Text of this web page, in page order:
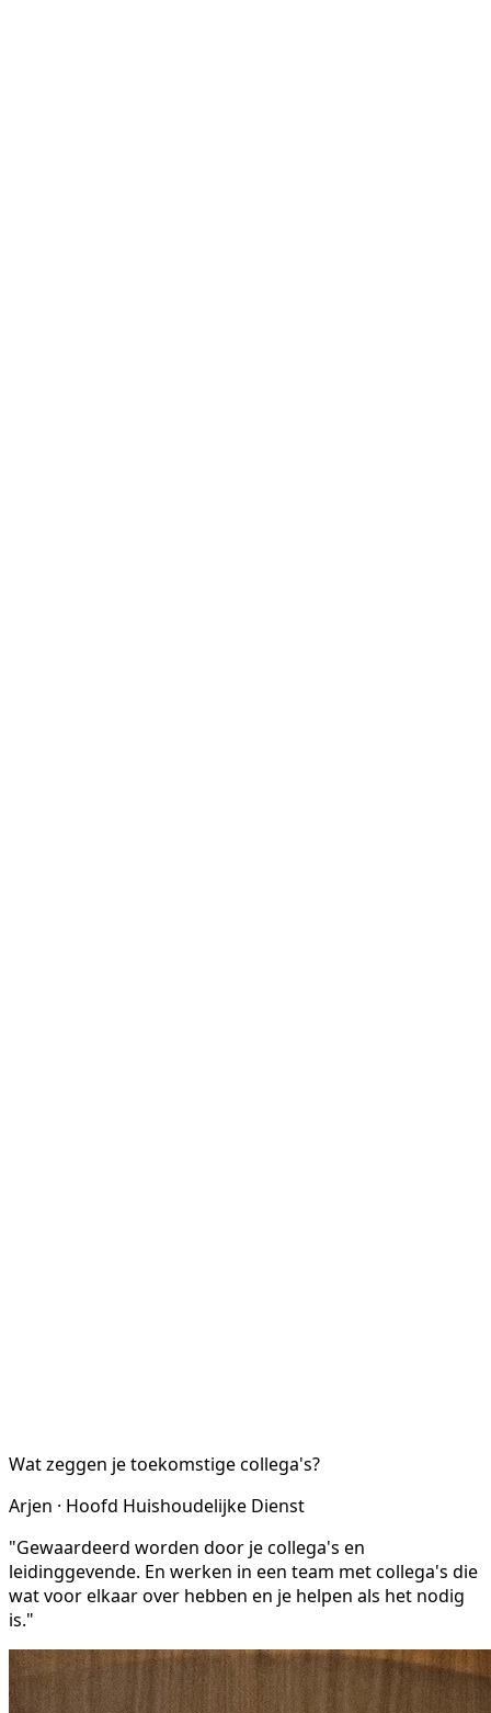
Wat zeggen je toekomstige collega's?
Arjen · Hoofd Huishoudelijke Dienst
"Gewaardeerd worden door je collega's en
leidinggevende. En werken in een team met collega's die
wat voor elkaar over hebben en je helpen als het nodig
is."